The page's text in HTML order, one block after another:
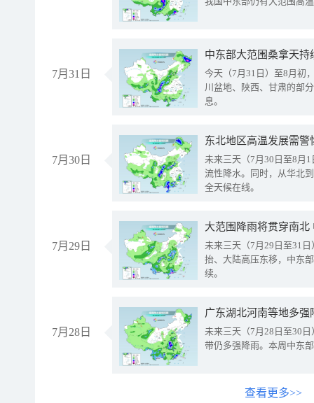
7月31日
中东部大范围桑拿天
今天（7月31日）至8月初
川盆地、陕西、甘肃的部
息。
7月30日
东北地区高温发展需
未来三天（7月30日至8月
流性降水。同时，从华北
全天候在线。
7月29日
大范围降雨将贯穿南
未来三天（7月29日至31
抬、大陆高压东移，中东
续。
7月28日
广东湖北河南等地多
未来三天（7月28日至30
带仍多强降雨。本周中东
查看更多>>